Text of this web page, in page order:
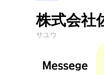
株式会社
サユウ